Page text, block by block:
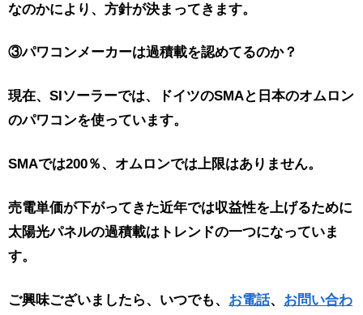
なのかにより、方針が決まってきます。
③パワコンメーカーは過積載を認めてるのか？
現在、SIソーラーでは、ドイツのSMAと日本のオムロン
のパワコンを使っています。
SMAでは200％、オムロンでは上限はありません。
売電単価が下がってきた近年では収益性を上げるために
太陽光パネルの過積載はトレンドの一つになっていま
す。
ご興味ございましたら、いつでも、 お電話、 お問い合わ